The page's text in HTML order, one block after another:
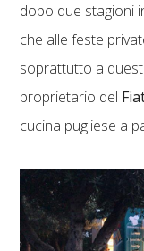
dopo due stagioni
che alle feste
soprattutto a
proprietario del
cucina pugliese a